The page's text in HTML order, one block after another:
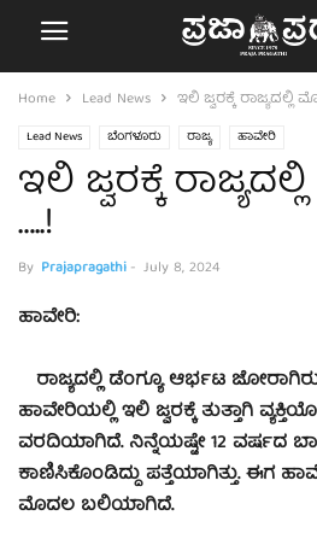
Home Lead News ಇಲಿ ಜ್ವರಕ್ಕೆ ರಾಜ್ಯದಲ್ಲಿ
Lead News ಬೆಂಗಳೂರು ರಾಜ್ಯ ಹಾವೇರಿ
ಇಲಿ ಜ್ವರಕ್ಕೆ
…..!
By Prajapragathi- July 8, 2024
ಹಾವೇರಿ:
ರಾಜ್ಯದಲ್ಲಿ ಡೆಂಗ್ಯೂ ಆರ್ಭಟ
ಹಾವೇರಿಯಲ್ಲಿ ಇಲಿ ಜ್ವರಕ್ಕೆ ತುತ್ತಾಗಿ
ವರದಿಯಾಗಿದೆ. ನಿನ್ನೆಯಷ್ಟೇ 12 ವರ್ಷದ
ಕಾಣಿಸಿಕೊಂಡಿದ್ದು ಪತ್ತೆಯಾಗಿತ್ತು. ಈಗ
ಮೊದಲ ಬಲಿಯಾಗಿದೆ.